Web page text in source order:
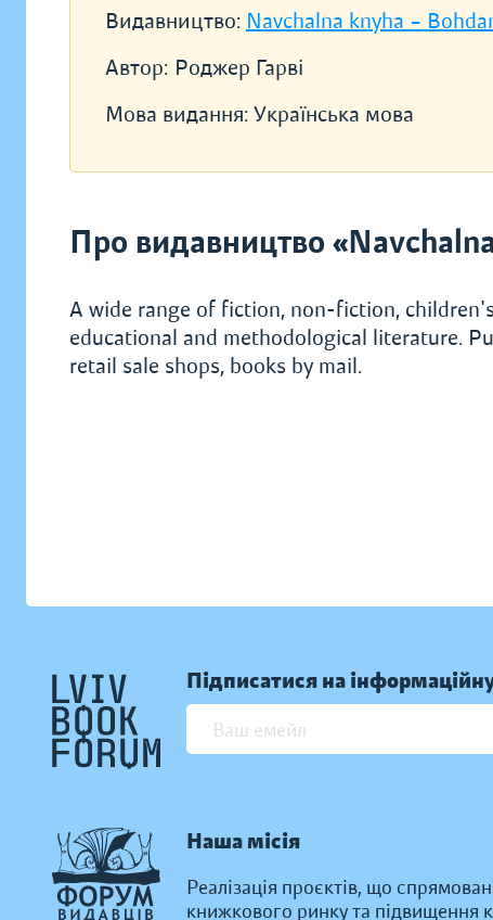
Видавництво: Navchalna knyha –
Автор: Роджер Гарві
Мова видання: Українська мова
Про видавництво
A wide range of fiction, non-fiction,
educational and methodological literature.
retail sale shops, books by mail.
Підписатися на
Наша місія
Реалізація проєктів, що
книжкового ринку та підвищення